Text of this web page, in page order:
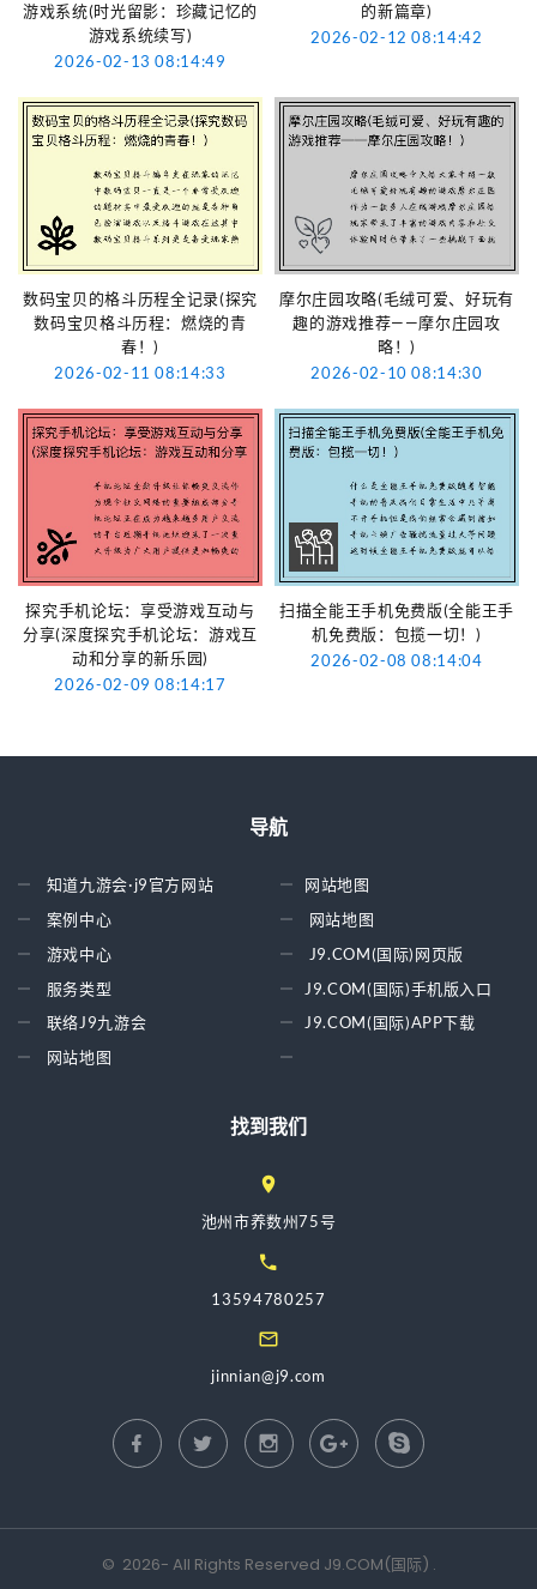
游戏系统(时光留影：珍藏记忆的
游戏系统续写)
2026-02-13 08:14:49
的新篇章)
2026-02-12 08:14:42
数码宝贝的格斗历程全记录(探究
数码宝贝格斗历程：燃烧的青
春！)
2026-02-11 08:14:33
摩尔庄园攻略(毛绒可爱、好玩有
趣的游戏推荐——摩尔庄园攻
略！)
2026-02-10 08:14:30
探究手机论坛：享受游戏互动与
分享(深度探究手机论坛：游戏互
动和分享的新乐园)
2026-02-09 08:14:17
扫描全能王手机免费版(全能王手
机免费版：包揽一切！)
2026-02-08 08:14:04
导航
知道九游会·j9官方网站
案例中心
游戏中心
服务类型
联络J9九游会
网站地图
网站地图
网站地图
J9.COM(国际)网页版
J9.COM(国际)手机版入口
J9.COM(国际)APP下载
找到我们
池州市养数州75号
13594780257
jinnian@j9.com
© 2026- All Rights Reserved J9.COM(国际) .